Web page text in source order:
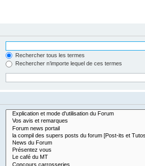
Rechercher tous les termes
Rechercher n’importe lequel de ces termes